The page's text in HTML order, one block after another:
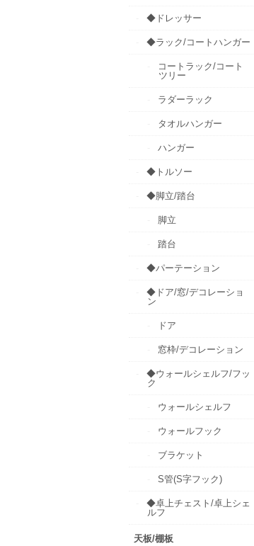
◆ドレッサー
◆ラック/コートハンガー
コートラック/コート
ツリー
ラダーラック
タオルハンガー
ハンガー
◆トルソー
◆脚立/踏台
脚立
踏台
◆パーテーション
◆ドア/窓/デコレーショ
ン
ドア
窓枠/デコレーション
◆ウォールシェルフ/フッ
ク
ウォールシェルフ
ウォールフック
ブラケット
S管(S字フック)
◆卓上チェスト/卓上シェ
ルフ
天板/棚板